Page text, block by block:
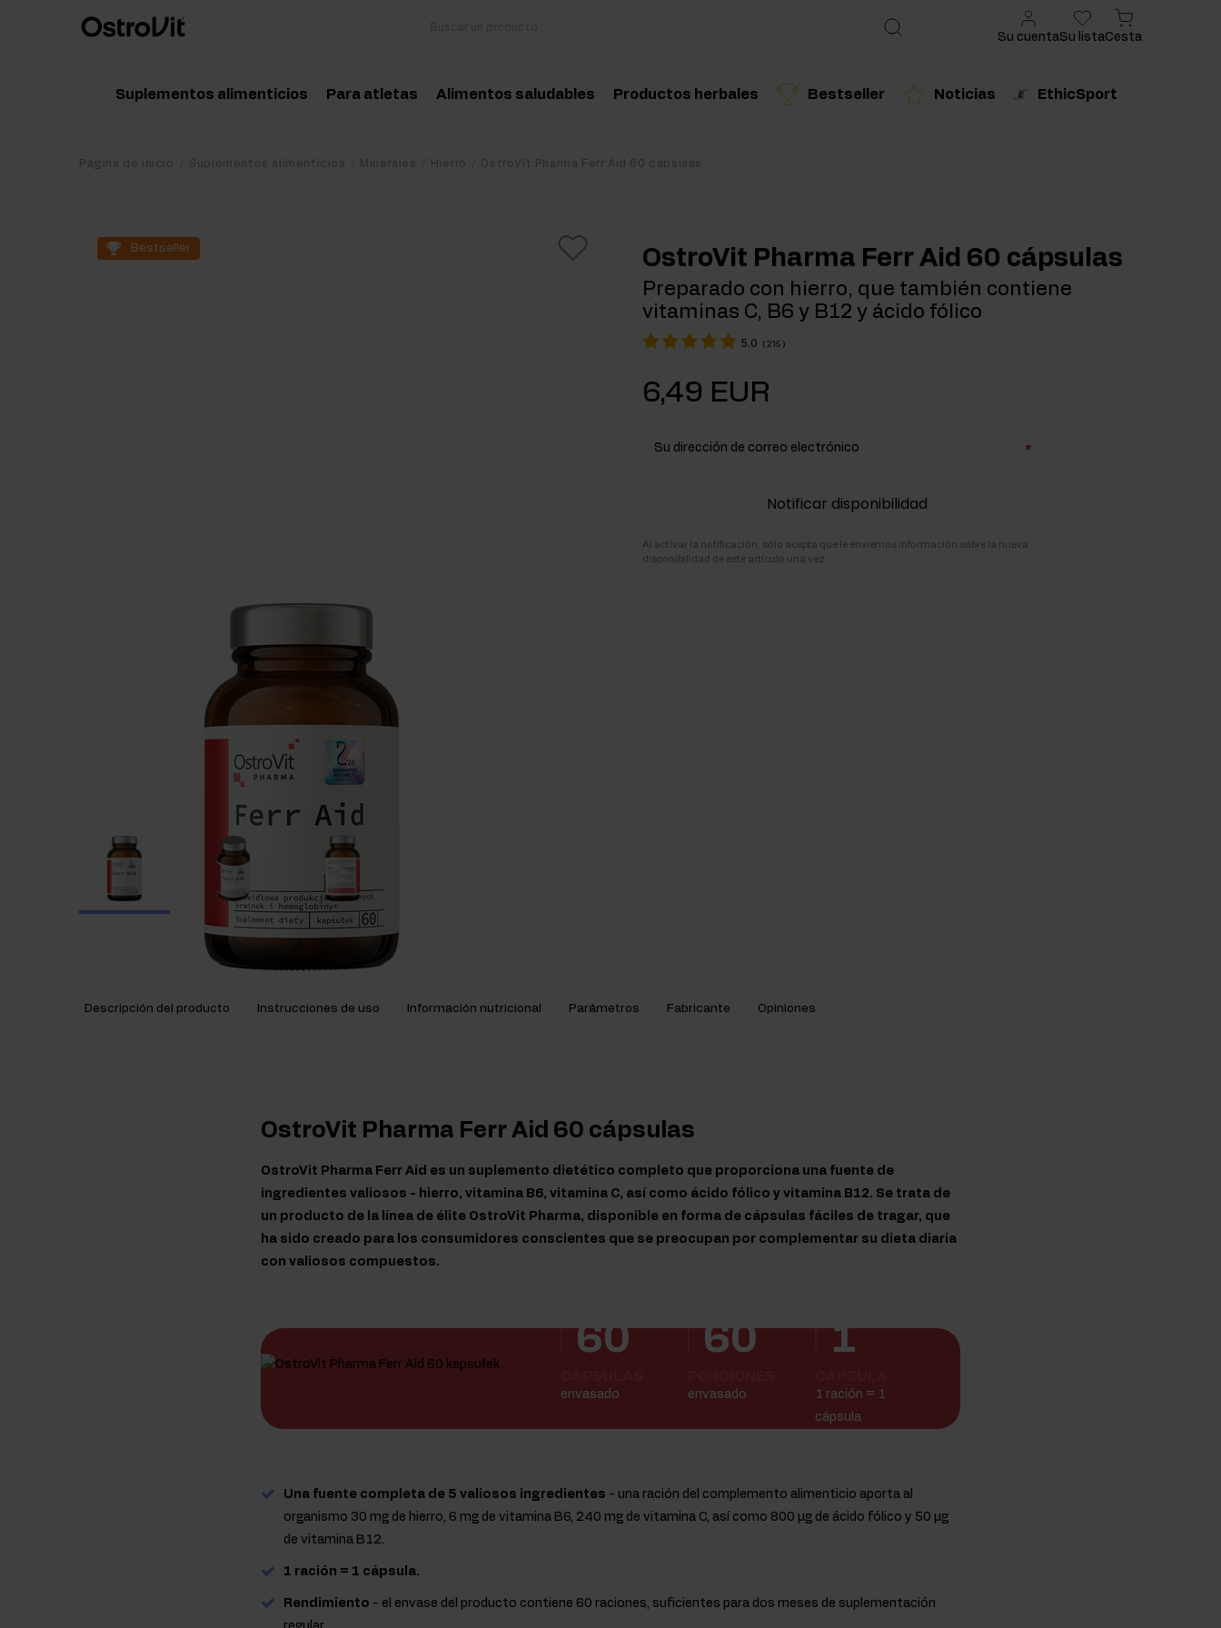
Suplementos alimenticios
Producto recomendado
Para atletas
Producto recomendado
Alimentos saludables
Mantequilla de frutos secos
Productos herbales Bestseller Noticias EthicSport
Su cuentaSu listaCesta
Página de inicio Suplementos alimenticios Minerales Hierro OstroVit Pharma Ferr Aid 60 cápsulas
Bestseller OstroVit Pharma Ferr Aid 60 cápsulas
Preparado con hierro, que también contiene
vitaminas C, B6 y B12 y ácido fólico
5.0 (215 )
6,49 EUR
Su dirección de correo electrónico
Notificar disponibilidad
Al activar la notificación, sólo acepta que le enviemos información sobre la nueva
disponibilidad de este artículo una vez.
Descripción del producto Instrucciones de uso Información nutricional Parámetros Fabricante Opiniones
OstroVit Pharma Ferr Aid 60 cápsulas
OstroVit Pharma Ferr Aid es un suplemento dietético completo que proporciona una fuente de
ingredientes valiosos - hierro, vitamina B6, vitamina C, así como ácido fólico y vitamina B12. Se trata de
un producto de la línea de élite OstroVit Pharma, disponible en forma de cápsulas fáciles de tragar, que
ha sido creado para los consumidores conscientes que se preocupan por complementar su dieta diaria
con valiosos compuestos.
60
envasado
60
envasado
1
1 ración = 1
cápsula
Una fuente completa de 5 valiosos ingredientes - una ración del complemento alimenticio aporta al
organismo 30 mg de hierro, 6 mg de vitamina B6, 240 mg de vitamina C, así como 800 µg de ácido fólico y 50 µg
de vitamina B12.
1 ración = 1 cápsula.
Rendimiento - el envase del producto contiene 60 raciones, suficientes para dos meses de suplementación